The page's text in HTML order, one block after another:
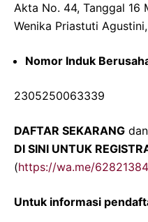
Akta No. 44, Tanggal
Wenika Priastuti Agustini,
Nomor Induk
2305250063339
DAFTAR SEKARANG
DI SINI UNTUK
(https://wa.me/
Untuk informasi